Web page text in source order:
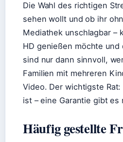
Die Wahl des richtigen
sehen wollt und ob ihr
Mediathek unschlagbar –
HD genießen möchte und
sind nur dann sinnvoll,
Familien mit mehreren
Video. Der wichtigste
ist – eine Garantie gibt es
Häufig gestellte